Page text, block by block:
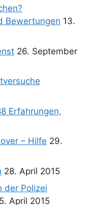
Bewertungen 13.
26. September
Erfahrungen,
– Hilfe 29.
28. April 2015
der Polizei
April 2015